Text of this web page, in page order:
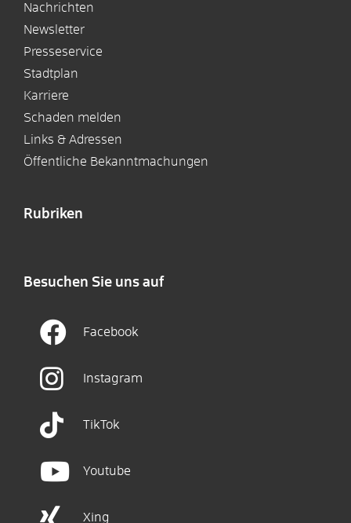
Nachrichten
Newsletter
Presseservice
Stadtplan
Karriere
Schaden melden
Links & Adressen
Öffentliche Bekanntmachungen
Rubriken
Besuchen Sie uns auf
Facebook
Instagram
TikTok
Youtube
Xing